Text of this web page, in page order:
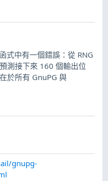
式中有一個錯誤：從 RNG
測接下來 160 個輸出位
於所有 GnuPG 與
gnupg-